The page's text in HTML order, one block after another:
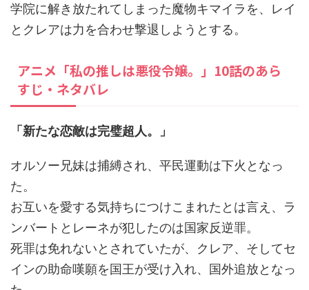
学院に解き放たれてしまった魔物キマイラを、レイ
とクレアは力を合わせ撃退しようとする。
アニメ「私の推しは悪役令嬢。」10話のあら
すじ・ネタバレ
「新たな恋敵は完璧超人。」
オルソー兄妹は捕縛され、平民運動は下火となっ
た。
お互いを愛する気持ちにつけこまれたとは言え、ラ
ンバートとレーネが犯したのは国家反逆罪。
死罪は免れないとされていたが、クレア、そしてセ
インの助命嘆願を国王が受け入れ、国外追放となっ